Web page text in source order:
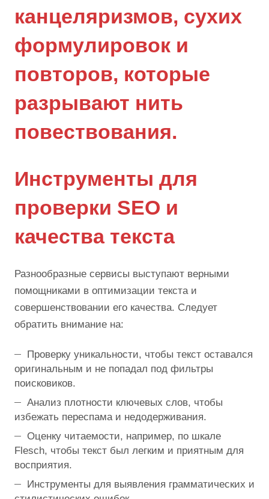
канцеляризмов, сухих
формулировок и
повторов, которые
разрывают нить
повествования.
Инструменты для
проверки SEO и
качества текста
Разнообразные сервисы выступают верными
помощниками в оптимизации текста и
совершенствовании его качества. Следует
обратить внимание на:
Проверку уникальности, чтобы текст оставался
оригинальным и не попадал под фильтры
поисковиков.
Анализ плотности ключевых слов, чтобы
избежать переспама и недодерживания.
Оценку читаемости, например, по шкале
Flesch, чтобы текст был легким и приятным для
восприятия.
Инструменты для выявления грамматических и